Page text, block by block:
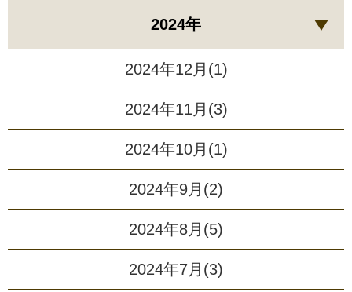
2024年
2024年12月(1)
2024年11月(3)
2024年10月(1)
2024年9月(2)
2024年8月(5)
2024年7月(3)